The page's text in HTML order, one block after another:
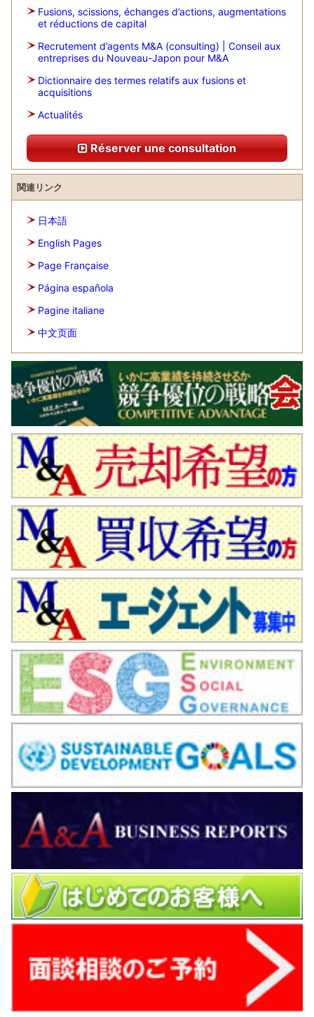
Fusions, scissions, échanges d’actions, augmentations
et réductions de capital
Recrutement d’agents M&A (consulting) | Conseil aux
entreprises du Nouveau-Japon pour M&A
Dictionnaire des termes relatifs aux fusions et
acquisitions
Actualités
Réserver une consultation
関連リンク
日本語
English Pages
Page Française
Página española
Pagine italiane
中文页面